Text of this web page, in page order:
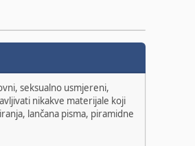
seksualno usmjereni,
nikakve materijale koji
lančana pisma, piramidne